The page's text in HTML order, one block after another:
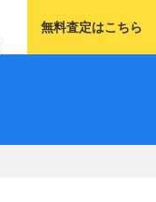
無料査定はこちら